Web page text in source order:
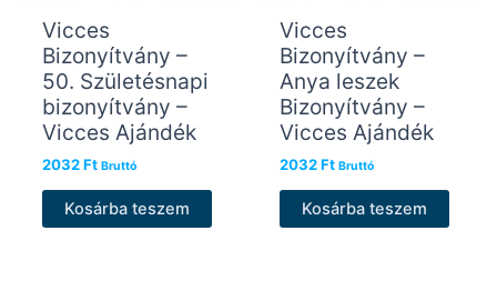
Vicces
Bizonyítvány –
50. Születésnapi
bizonyítvány –
Vicces Ajándék
2032Ft Bruttó
Kosárba teszem
Vicces
Bizonyítvány –
Anya leszek
Bizonyítvány –
Vicces Ajándék
2032Ft Bruttó
Kosárba teszem